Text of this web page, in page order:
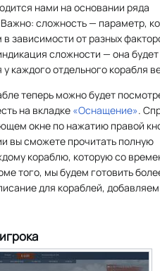
нами на основании ряда
сложность — параметр,
зависимости от разных
сложности — она будет
у каждого отдельного корабля
теперь можно будет
на вкладке «Оснащение».
окне по нажатию правой
вы сможете прочитать полную
кораблю, которую со
того, мы будем готовить
для кораблей,